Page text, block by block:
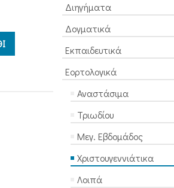
Διηγήματα
Δογματικά
Εκπαιδευτικά
Εορτολογικά
Αναστάσιμα
Τριωδίου
Μεγ. Εβδομάδος
Χριστουγεννιάτικα
Λοιπά